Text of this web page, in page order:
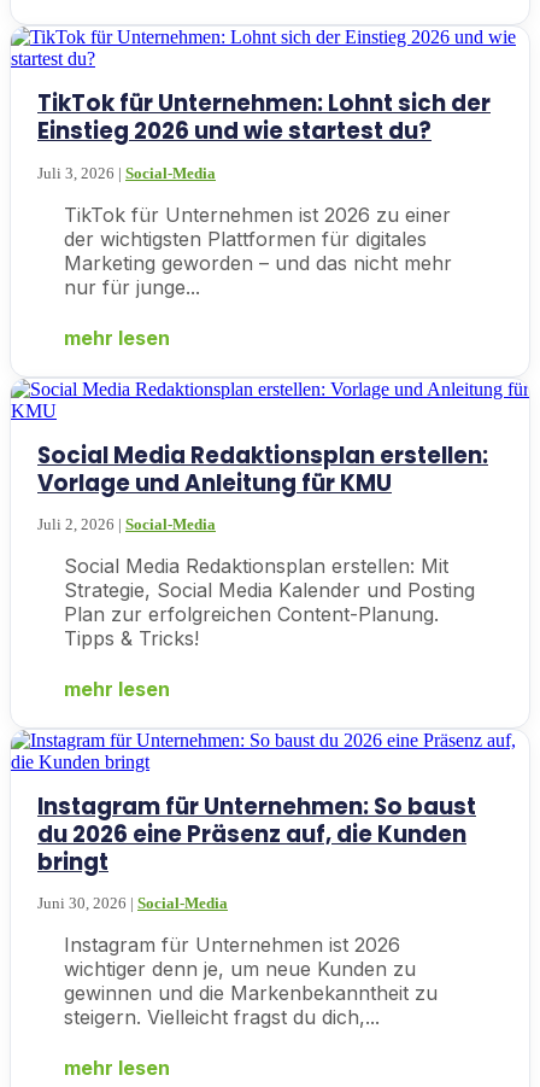
TikTok für Unternehmen: Lohnt sich der
Einstieg 2026 und wie startest du?
Juli 3, 2026 | Social-Media
TikTok für Unternehmen ist 2026 zu einer
der wichtigsten Plattformen für digitales
Marketing geworden – und das nicht mehr
nur für junge...
mehr lesen
Social Media Redaktionsplan erstellen:
Vorlage und Anleitung für KMU
Juli 2, 2026 | Social-Media
Social Media Redaktionsplan erstellen: Mit
Strategie, Social Media Kalender und Posting
Plan zur erfolgreichen Content-Planung.
Tipps & Tricks!
mehr lesen
Instagram für Unternehmen: So baust
du 2026 eine Präsenz auf, die Kunden
bringt
Juni 30, 2026 | Social-Media
Instagram für Unternehmen ist 2026
wichtiger denn je, um neue Kunden zu
gewinnen und die Markenbekanntheit zu
steigern. Vielleicht fragst du dich,...
mehr lesen